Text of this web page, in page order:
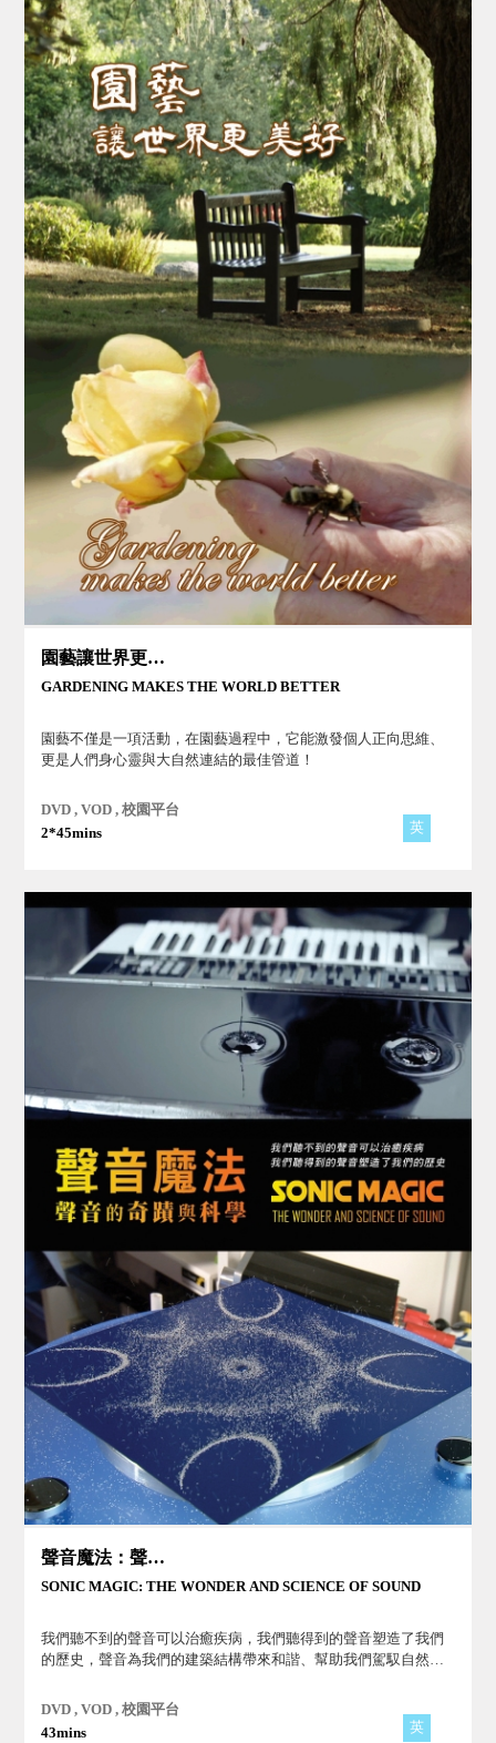
園藝讓世界更美好
GARDENING MAKES THE WORLD BETTER
園藝不僅是一項活動，在園藝過程中，它能激發個人正向思維、
更是人們身心靈與大自然連結的最佳管道！
DVD , VOD , 校園平台
2*45mins
英
聲音魔法：聲音的奇蹟與科學
SONIC MAGIC: THE WONDER AND SCIENCE OF SOUND
我們聽不到的聲音可以治癒疾病，我們聽得到的聲音塑造了我們
的歷史，聲音為我們的建築結構帶來和諧、幫助我們駕馭自然世
透過聲音的魔力，展現聲音的奇蹟和科學！
DVD , VOD , 校園平台
43mins
英